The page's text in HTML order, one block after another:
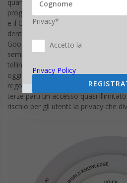
quando lo lasciano finiscono in un
progettato per non vedere nulla.
e il Gemini su misura, stando alle
dentro, sotto controllo Apple, senza
Google. Sul piano dei dati, quindi,
sembri, ma cambia tutto sul piano
telling. La stessa parola che fino a
oggi serve a non venderla in Europa:
regole europee sull’interoperabilità
terze parti un accesso quasi
rischio per gli utenti: la privacy che
Privacy*
Accetto la
Privacy Policy